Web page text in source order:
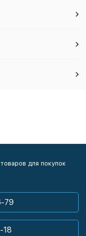
для покупок
79
18